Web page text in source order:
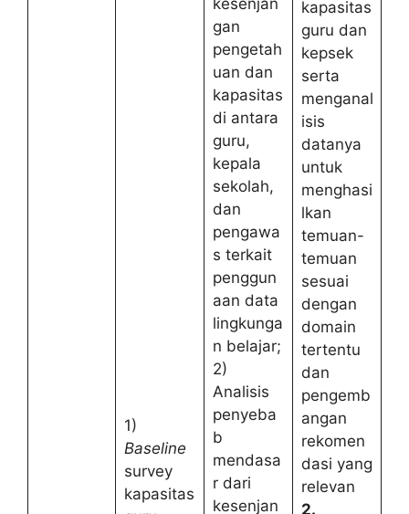
kapasitas
guru dan
kepsek
serta
menganal
isis
datanya
untuk
menghasi
lkan
temuan-
temuan
sesuai
dengan
domain
tertentu
dan
pengemb
angan
rekomen
dasi yang
relevan
2.
1)
Baseline
survey
kapasitas
kesenjan
gan
pengetah
uan dan
kapasitas
di antara
guru,
kepala
sekolah,
dan
pengawa
s terkait
penggun
aan data
lingkunga
n belajar;
2)
Analisis
penyeba
b
mendasa
r dari
kesenjan